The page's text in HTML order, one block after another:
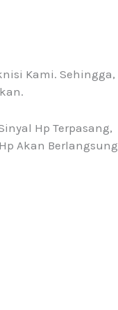
Kami. Sehingga,
Hp Terpasang,
Akan Berlangsung